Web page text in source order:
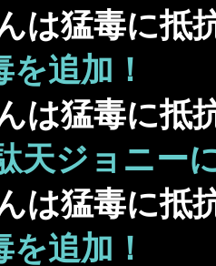
は猛毒に抵
を追加！
は猛毒に抵
天ジョニー
は猛毒に抵
を追加！